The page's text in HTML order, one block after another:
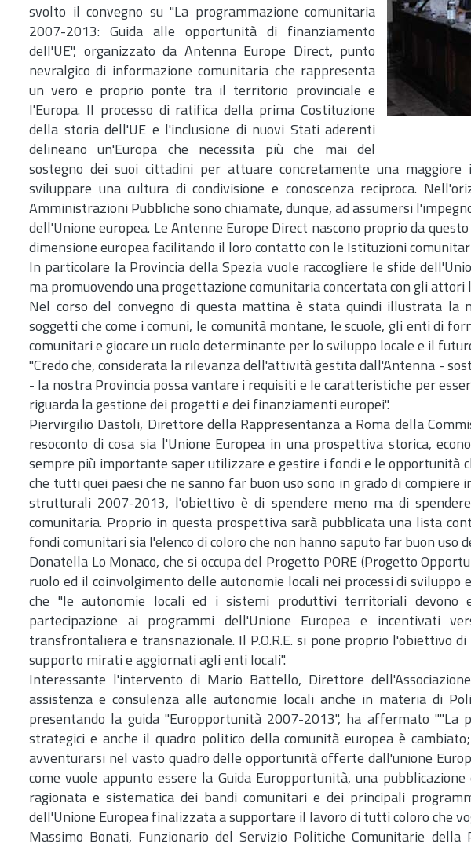
svolto il convegno su "La programmazione comunitaria
2007-2013: Guida alle opportunità di finanziamento
dell'UE", organizzato da Antenna Europe Direct, punto
nevralgico di informazione comunitaria che rappresenta
un vero e proprio ponte tra il territorio provinciale e
l'Europa. Il processo di ratifica della prima Costituzione
della storia dell'UE e l'inclusione di nuovi Stati aderenti
delineano un'Europa che necessita più che mai del
sostegno dei suoi cittadini per attuare concretamente una
sviluppare una cultura di condivisione e conoscenza reciproca.
Amministrazioni Pubbliche sono chiamate, dunque, ad assumersi
dell'Unione europea. Le Antenne Europe Direct nascono proprio da
dimensione europea facilitando il loro contatto con le Istituzioni
In particolare la Provincia della Spezia vuole raccogliere le sfide
ma promuovendo una progettazione comunitaria concertata con gli attori
Nel corso del convegno di questa mattina è stata quindi illustrata la
soggetti che come i comuni, le comunità montane, le scuole, gli enti di
comunitari e giocare un ruolo determinante per lo sviluppo locale e il
"Credo che, considerata la rilevanza dell'attività gestita dall'Antenna -
- la nostra Provincia possa vantare i requisiti e le caratteristiche per
riguarda la gestione dei progetti e dei finanziamenti europei".
Piervirgilio Dastoli, Direttore della Rappresentanza a Roma della
resoconto di cosa sia l'Unione Europea in una prospettiva storica,
sempre più importante saper utilizzare e gestire i fondi e le opportunità
che tutti quei paesi che ne sanno far buon uso sono in grado di
strutturali 2007-2013, l'obiettivo è di spendere meno ma di
comunitaria. Proprio in questa prospettiva sarà pubblicata una lista
fondi comunitari sia l'elenco di coloro che non hanno saputo far buon uso
Donatella Lo Monaco, che si occupa del Progetto PORE (Progetto
ruolo ed il coinvolgimento delle autonomie locali nei processi di sviluppo
che "le autonomie locali ed i sistemi produttivi territoriali devono
partecipazione ai programmi dell'Unione Europea e incentivati
transfrontaliera e transnazionale. Il P.O.R.E. si pone proprio l'obiettivo
supporto mirati e aggiornati agli enti locali".
Interessante l'intervento di Mario Battello, Direttore
assistenza e consulenza alle autonomie locali anche in materia di
presentando la guida "Europportunità 2007-2013", ha affermato ""La
strategici e anche il quadro politico della comunità europea è
avventurarsi nel vasto quadro delle opportunità offerte dall'unione
come vuole appunto essere la Guida Europportunità, una
ragionata e sistematica dei bandi comunitari e dei principali
dell'Unione Europea finalizzata a supportare il lavoro di tutti coloro che
Massimo Bonati, Funzionario del Servizio Politiche Comunitarie